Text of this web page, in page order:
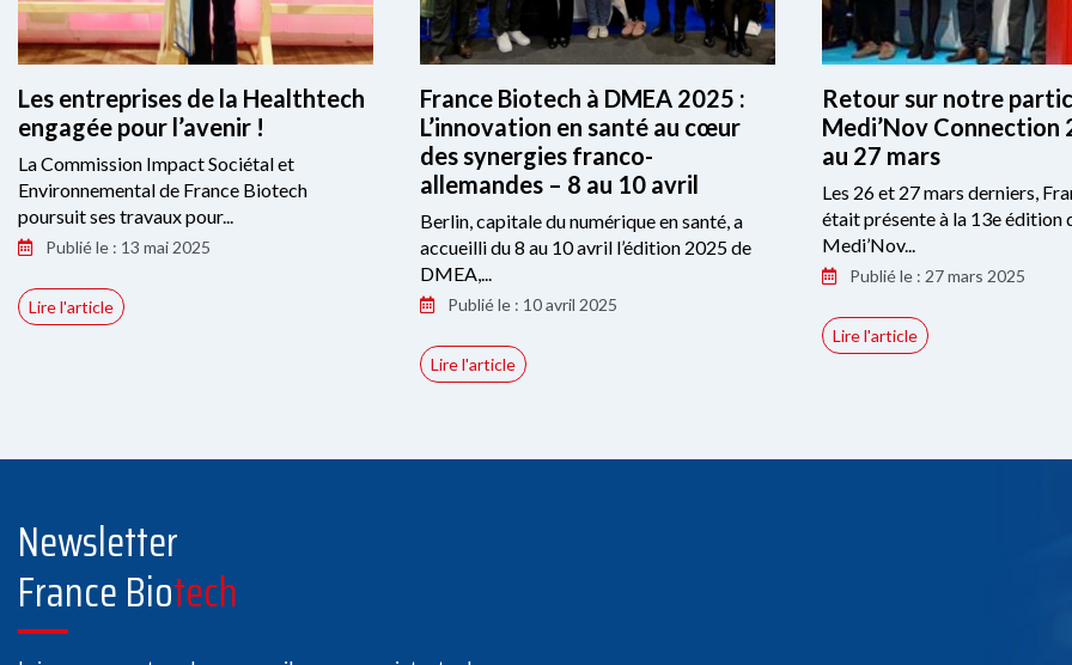
Les entreprises de la Healthtech
engagée pour l’avenir !
La Commission Impact Sociétal et
Environnemental de France Biotech
poursuit ses travaux pour...
Publié le : 13 mai 2025
Lire l'article
France Biotech à DMEA 2025 :
L’innovation en santé au cœur
des synergies franco-
allemandes – 8 au 10 avril
Berlin, capitale du numérique en santé, a
accueilli du 8 au 10 avril l’édition 2025 de
DMEA,...
Publié le : 10 avril 2025
Lire l'article
Retour sur notre
Medi’Nov Connection
au 27 mars
Les 26 et 27 mars derniers,
était présente à la 13e édition
Medi’Nov...
Publié le : 27 mars 2025
Lire l'article
Newsletter
France Biotech